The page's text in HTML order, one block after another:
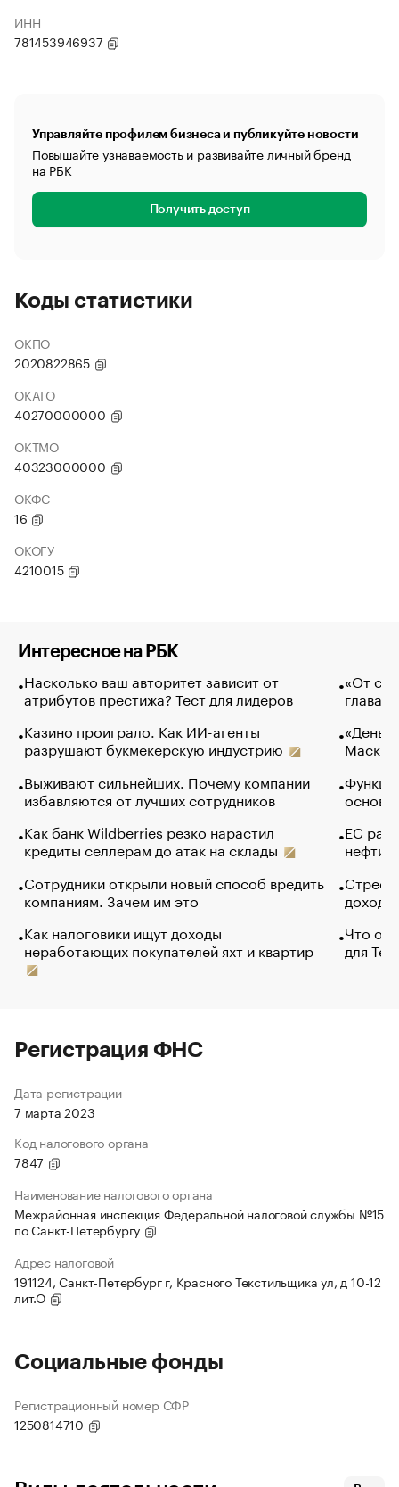
ИНН
781453946937
Управляйте профилем бизнеса и публикуйте новости
Повышайте узнаваемость и развивайте личный бренд
на РБК
Получить доступ
Коды статистики
ОКПО
2020822865
ОКАТО
40270000000
ОКТМО
40323000000
ОКФС
16
ОКОГУ
4210015
Интересное на РБК
Насколько ваш авторитет зависит от
атрибутов престижа? Тест для лидеров
Казино проиграло. Как ИИ-агенты
разрушают букмекерскую индустрию
Выживают сильнейших. Почему компании
избавляются от лучших сотрудников
Как банк Wildberries резко нарастил
кредиты селлерам до атак на склады
Сотрудники открыли новый способ вредить
компаниям. Зачем им это
Как налоговики ищут доходы
неработающих покупателей яхт и квартир
«От
глава
Маск в
основ
ЕС
нефти
Что
для
Регистрация ФНС
Дата регистрации
7 марта 2023
Код налогового органа
7847
Наименование налогового органа
Межрайонная инспекция Федеральной налоговой службы №15
по Санкт-Петербургу
Адрес налоговой
191124, Санкт-Петербург г, Красного Текстильщика ул, д 10-12
лит.О
Социальные фонды
Регистрационный номер СФР
1250814710